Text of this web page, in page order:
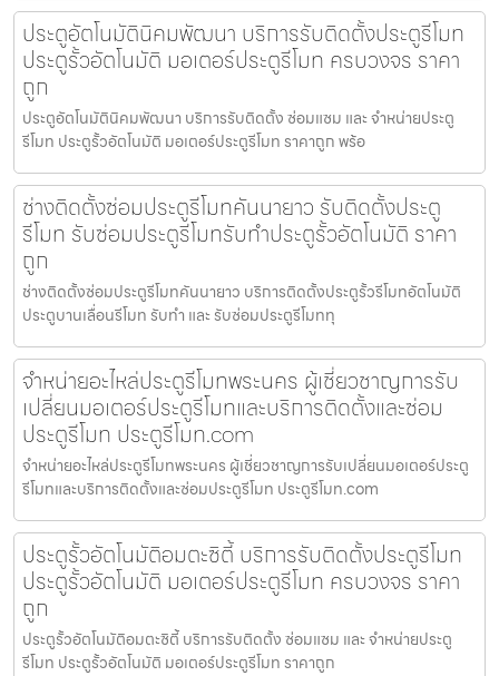
ประตูอัตโนมัตินิคมพัฒนา บริการรับติดตั้งประตูรีโมท
ประตูรั้วอัตโนมัติ มอเตอร์ประตูรีโมท ครบวงจร ราคา
ถูก
ประตูอัตโนมัตินิคมพัฒนา บริการรับติดตั้ง ซ่อมแซม และ จำหน่ายประตู
รีโมท ประตูรั้วอัตโนมัติ มอเตอร์ประตูรีโมท ราคาถูก พร้อ
ช่างติดตั้งซ่อมประตูรีโมทคันนายาว รับติดตั้งประตู
รีโมท รับซ่อมประตูรีโมทรับทำประตูรั้วอัตโนมัติ ราคา
ถูก
ช่างติดตั้งซ่อมประตูรีโมทคันนายาว บริการติดตั้งประตูรั้วรีโมทอัตโนมัติ
ประตูบานเลื่อนรีโมท รับทำ และ รับซ่อมประตูรีโมททุ
จำหน่ายอะไหล่ประตูรีโมทพระนคร ผู้เชี่ยวชาญการรับ
เปลี่ยนมอเตอร์ประตูรีโมทและบริการติดตั้งและซ่อม
ประตูรีโมท ประตูรีโมท.com
จำหน่ายอะไหล่ประตูรีโมทพระนคร ผู้เชี่ยวชาญการรับเปลี่ยนมอเตอร์ประตู
รีโมทและบริการติดตั้งและซ่อมประตูรีโมท ประตูรีโมท.com
ประตูรั้วอัตโนมัติอมตะซิตี้ บริการรับติดตั้งประตูรีโมท
ประตูรั้วอัตโนมัติ มอเตอร์ประตูรีโมท ครบวงจร ราคา
ถูก
ประตูรั้วอัตโนมัติอมตะซิตี้ บริการรับติดตั้ง ซ่อมแซม และ จำหน่ายประตู
รีโมท ประตูรั้วอัตโนมัติ มอเตอร์ประตูรีโมท ราคาถูก